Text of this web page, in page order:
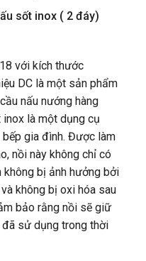
sốt inox ( 2 đáy)
với kích thước
DC là một sản phẩm
nấu nướng hàng
là một dụng cụ
bếp gia đình. Được làm
nồi này không chỉ có
không bị ảnh hưởng bởi
không bị oxi hóa sau
bảo rằng nồi sẽ giữ
sử dụng trong thời